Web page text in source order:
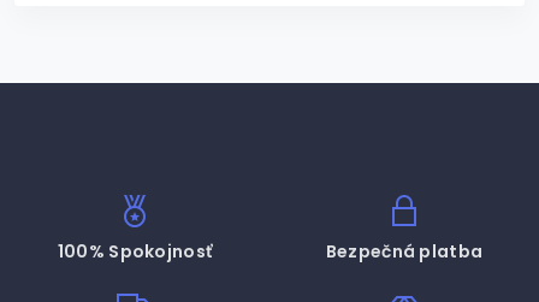
100% Spokojnosť Bezpečná platba